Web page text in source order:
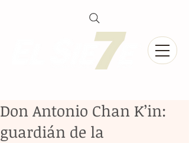
Don Antonio Chan K’in:
guardián de la